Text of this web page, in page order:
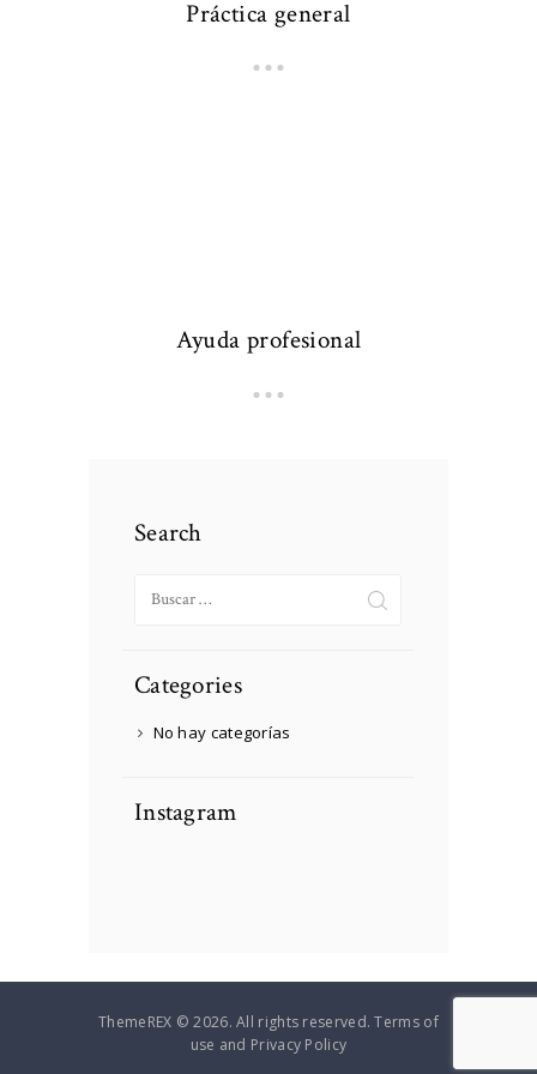
Práctica general
Ayuda profesional
Search
Categories
No hay categorías
Instagram
ThemeREX © 2026. All rights reserved. Terms of
use and Privacy Policy